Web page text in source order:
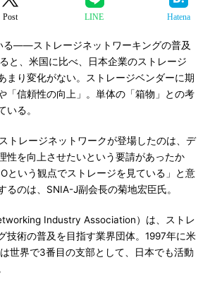
Post LINE Hatena
――ストレージネットワーキングの普及
と、米国に比べ、日本企業のストレージ
まり変化がない。ストレージベンダーに期
「信頼性の向上」。単体の「箱物」との考
いる。
トレージネットワークが登場したのは、デ
性を向上させたいという要請があったか
という観点でストレージを見ている」と意
るのは、SNIA-J副会長の菊地宏臣氏。
Industry Association）は、ストレ
技術の普及を目指す業界団体。1997年に米
世界で3番目の支部として、日本でも活動